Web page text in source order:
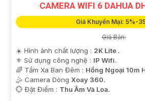
CAMERA WIFI 6 DAHUA
Giá Khuyến Mại: 5%-
Giá Bán:
☀️ Hình ảnh chất lượng : 2K Lite .
⚜️ Sử dụng công nghệ : IP Wifi.
🌈 Tầm Xa Ban Đêm : Hồng Ngoại 10m
🤹 Camera Dòng Xoay 360.
️💮 Đặt Điểm : Thu Âm Và Loa.